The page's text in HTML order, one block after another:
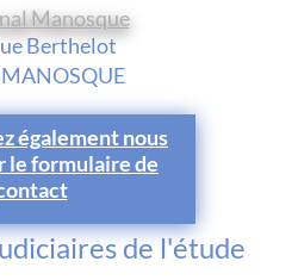
Berthelot
également nous
le formulaire de
de l'étude